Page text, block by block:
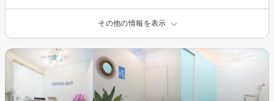
その他の情報を表示